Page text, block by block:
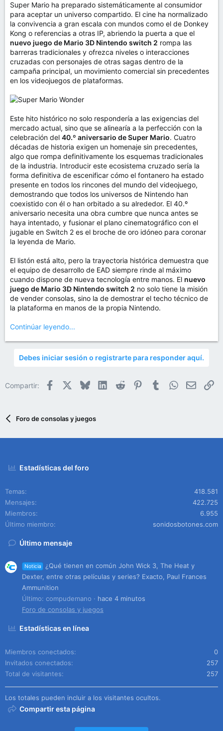
Super Mario ha preparado sistemáticamente al consumidor
para aceptar un universo compartido. El cine ha normalizado
la convivencia a gran escala con mundos como el de Donkey
Kong o referencias a otras IP, abriendo la puerta a que el
nuevo juego de Mario 3D Nintendo switch 2 rompa las
barreras tradicionales y ofrezca niveles o interacciones
cruzadas con personajes de otras sagas dentro de la
campaña principal, un movimiento comercial sin precedentes
en los videojuegos de plataformas.
Este hito histórico no solo respondería a las exigencias del
mercado actual, sino que se alinearía a la perfección con la
celebración del 40.º aniversario de Super Mario. Cuatro
décadas de historia exigen un homenaje sin precedentes,
algo que rompa definitivamente los esquemas tradicionales
de la industria. Introducir este ecosistema cruzado sería la
forma definitiva de escenificar cómo el fontanero ha estado
presente en todos los rincones del mundo del videojuego,
demostrando que todos los universos de Nintendo han
coexistido con él o han orbitado a su alrededor. El 40.º
aniversario necesita una obra cumbre que nunca antes se
haya intentado, y fusionar el plano cinematográfico con el
jugable en Switch 2 es el broche de oro idóneo para coronar
la leyenda de Mario.
El listón está alto, pero la trayectoria histórica demuestra que
el equipo de desarrollo de EAD siempre rinde al máximo
cuando dispone de nueva tecnología entre manos. El nuevo
juego de Mario 3D Nintendo switch 2 no solo tiene la misión
de vender consolas, sino la de demostrar el techo técnico de
la plataforma en manos de la propia Nintendo.
Continúar leyendo...
Debes iniciar sesión o registrarte para responder aquí.
Compartir: Facebook BlueskyLinkedIn
Reddit PinterestTumblrWhatsApp
Email
Foro de consolas y juegos
Estadísticas del foro
Temas
418.581
Mensajes
422.725
Miembros
6.955
Último miembro
sonidosbotones.com
Último mensaje
Noticia
¿Qué tienen en común John Wick 3, The Heat y
Dexter, entre otras películas y series? Exacto, Paul Frances
Ammunition
Último: compudemano
hace 4 minutos
Foro de consolas y juegos
Estadísticas en línea
Miembros conectados
0
Invitados conectados
257
Total de visitantes
257
Los totales pueden incluir a los visitantes ocultos.
Compartir esta página